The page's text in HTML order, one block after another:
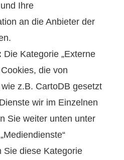
Ihre
an die Anbieter der
Die Kategorie „Externe
die von
z.B. CartoDB gesetzt
wir im Einzelnen
Sie weiter unten unter
Sie diese Kategorie